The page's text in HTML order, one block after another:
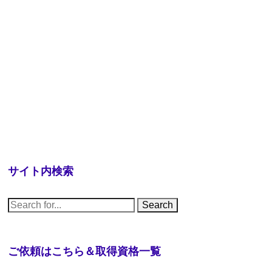
サイト内検索
S
e
h
ご依頼はこちら＆取得資格一覧